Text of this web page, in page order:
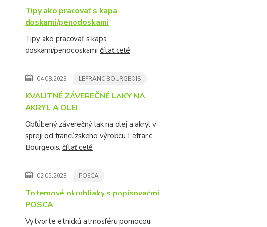
Tipy ako pracovať s kapa
doskami/penodoskami
Tipy ako pracovať s kapa
doskami/penodoskami čítať celé
04.08.2023 LEFRANC BOURGEOIS
KVALITNÉ ZÁVEREČNÉ LAKY NA
AKRYL A OLEJ
Obľúbený záverečný lak na olej a akryl v
spreji od francúzskeho výrobcu Lefranc
Bourgeois. čítať celé
02.05.2023 POSCA
Totemové okruhliaky s popisovačmi
POSCA
Vytvorte etnickú atmosféru pomocou